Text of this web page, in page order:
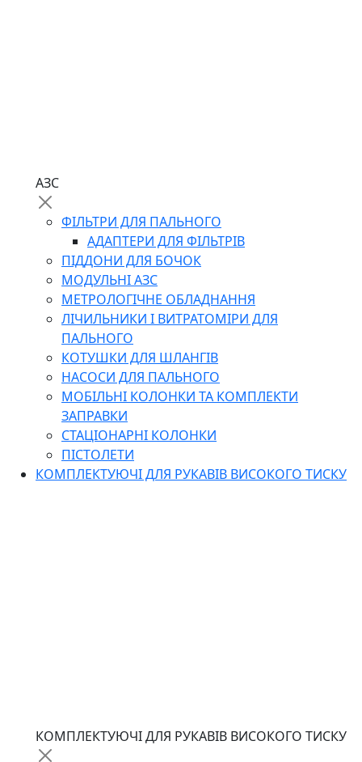
АЗС
ФІЛЬТРИ ДЛЯ ПАЛЬНОГО
АДАПТЕРИ ДЛЯ ФІЛЬТРІВ
ПІДДОНИ ДЛЯ БОЧОК
МОДУЛЬНІ АЗС
МЕТРОЛОГІЧНЕ ОБЛАДНАННЯ
ЛІЧИЛЬНИКИ І ВИТРАТОМІРИ ДЛЯ
ПАЛЬНОГО
КОТУШКИ ДЛЯ ШЛАНГІВ
НАСОСИ ДЛЯ ПАЛЬНОГО
МОБІЛЬНІ КОЛОНКИ ТА КОМПЛЕКТИ
ЗАПРАВКИ
СТАЦІОНАРНІ КОЛОНКИ
ПІСТОЛЕТИ
КОМПЛЕКТУЮЧІ ДЛЯ РУКАВІВ ВИСОКОГО ТИСКУ
КОМПЛЕКТУЮЧІ ДЛЯ РУКАВІВ ВИСОКОГО ТИСКУ